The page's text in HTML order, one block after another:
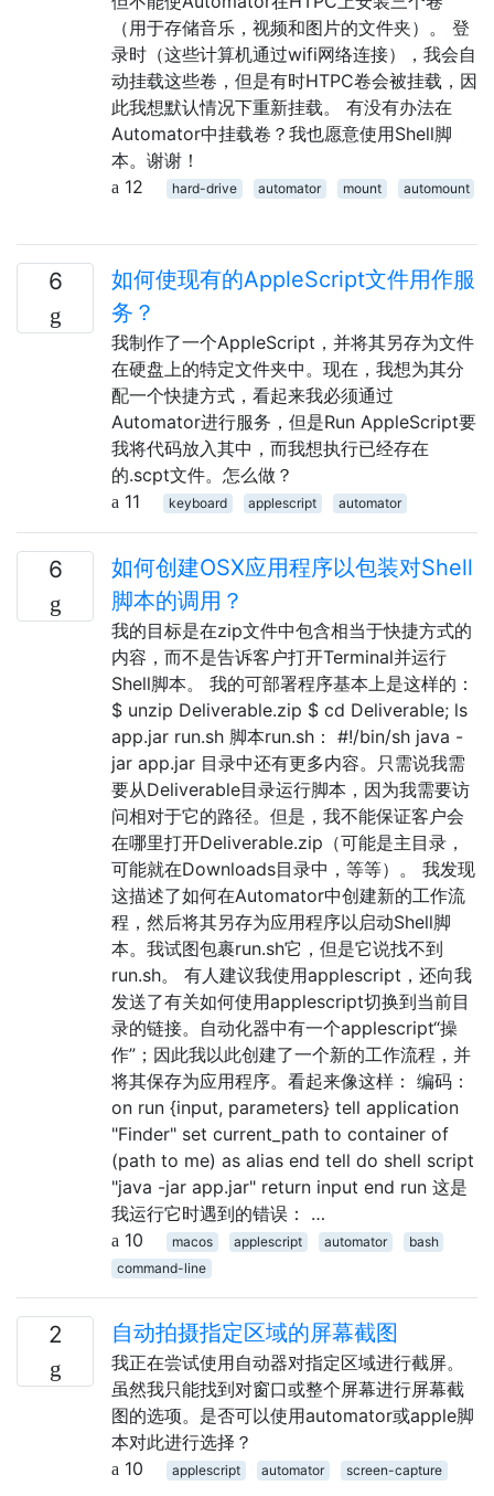
（用于存储音乐，视频和图片的文件夹）。 登
录时（这些计算机通过wifi网络连接），我会自
动挂载这些卷，但是有时HTPC卷会被挂载，因
此我想默认情况下重新挂载。 有没有办法在
Automator中挂载卷？我也愿意使用Shell脚
本。谢谢！
12
hard-drive automator mount automount
6
如何使现有的AppleScript文件用作服
务？
我制作了一个AppleScript，并将其另存为文件
在硬盘上的特定文件夹中。现在，我想为其分
配一个快捷方式，看起来我必须通过
Automator进行服务，但是Run AppleScript要
我将代码放入其中，而我想执行已经存在
的.scpt文件。怎么做？
11
keyboard applescript automator
6
如何创建OSX应用程序以包装对Shell
脚本的调用？
我的目标是在zip文件中包含相当于快捷方式的
内容，而不是告诉客户打开Terminal并运行
Shell脚本。 我的可部署程序基本上是这样的：
$ unzip Deliverable.zip $ cd Deliverable; ls
app.jar run.sh 脚本run.sh： #!/bin/sh java -
jar app.jar 目录中还有更多内容。只需说我需
要从Deliverable目录运行脚本，因为我需要访
问相对于它的路径。但是，我不能保证客户会
在哪里打开Deliverable.zip（可能是主目录，
可能就在Downloads目录中，等等）。 我发现
这描述了如何在Automator中创建新的工作流
程，然后将其另存为应用程序以启动Shell脚
本。我试图包裹run.sh它，但是它说找不到
run.sh。 有人建议我使用applescript，还向我
发送了有关如何使用applescript切换到当前目
录的链接。自动化器中有一个applescript“操
作”；因此我以此创建了一个新的工作流程，并
将其保存为应用程序。看起来像这样： 编码：
on run {input, parameters} tell application
"Finder" set current_path to container of
(path to me) as alias end tell do shell script
"java -jar app.jar" return input end run 这是
我运行它时遇到的错误： …
10
macos applescript automator
bash
command-line
2 自动拍摄指定区域的屏幕截图
我正在尝试使用自动器对指定区域进行截屏。
虽然我只能找到对窗口或整个屏幕进行屏幕截
图的选项。是否可以使用automator或apple脚
本对此进行选择？
10
applescript automator screen-capture